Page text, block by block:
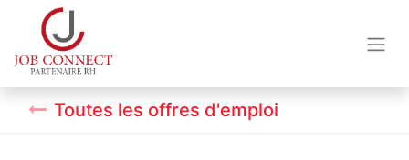
Toutes les offres d'emploi